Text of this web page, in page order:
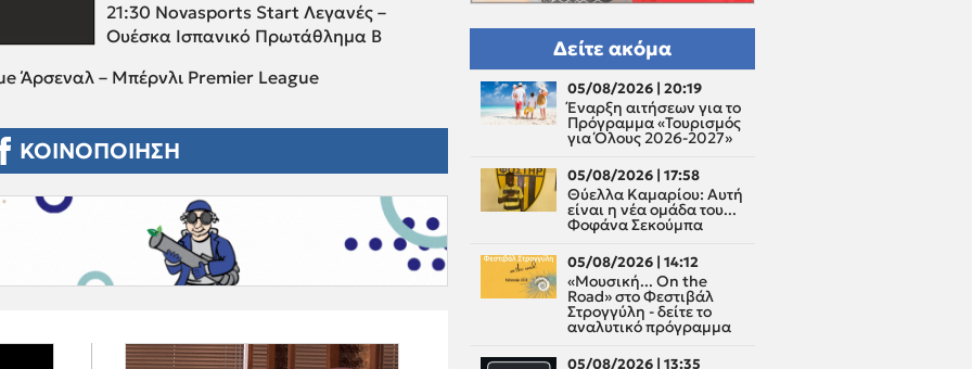
21:30 Novasports Start Λεγανές –
Ουέσκα Ισπανικό Πρωτάθλημα Β
Άρσεναλ – Μπέρνλι Premier League
ΚΟΙΝΟΠΟΙΗΣΗ
Δείτε ακόμα
05/08/2026 | 20:19
Έναρξη αιτήσεων για το
Πρόγραμμα «Τουρισμός
για Όλους 2026-2027»
05/08/2026 | 17:58
Θύελλα Καμαρίου: Αυτή
είναι η νέα ομάδα του...
Φοφάνα Σεκούμπα
05/08/2026 | 14:12
«Μουσική... On the
Road» στο Φεστιβάλ
Στρογγύλη - δείτε το
αναλυτικό πρόγραμμα
05/08/2026 | 13:35